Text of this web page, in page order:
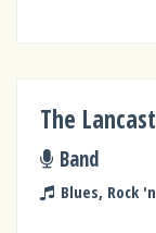
The
Band
Blues, Rock